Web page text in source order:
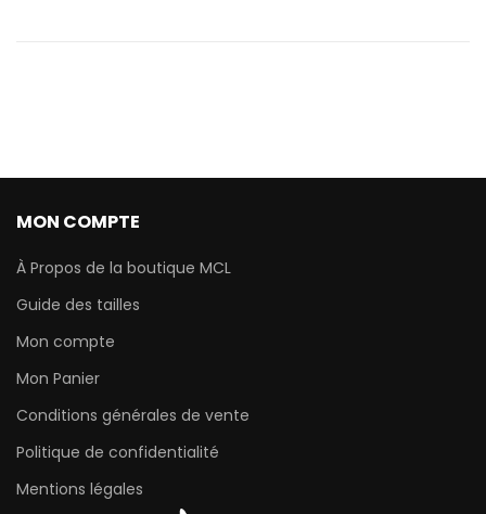
MON COMPTE
À Propos de la boutique MCL
Guide des tailles
Mon compte
Mon Panier
Conditions générales de vente
Politique de confidentialité
Mentions légales